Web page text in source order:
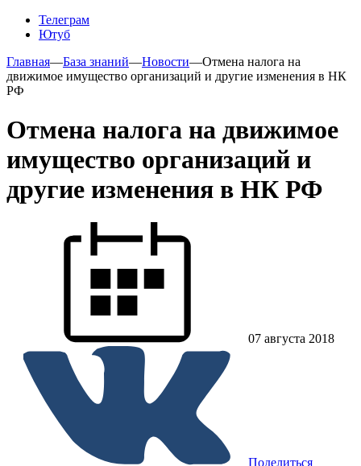
Телеграм
Ютуб
Главная—База знаний—Новости—Отмена налога на
движимое имущество организаций и другие изменения в НК
РФ
Отмена налога на движимое
имущество организаций и
другие изменения в НК РФ
07 августа 2018
Поделиться